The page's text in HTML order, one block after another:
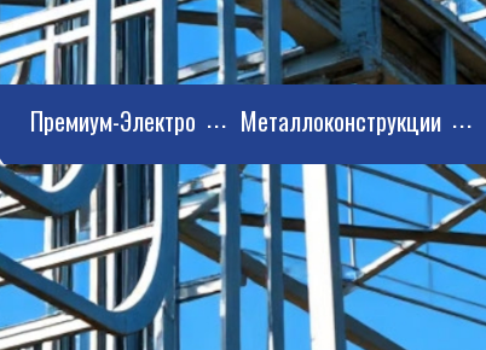
Премиум-Электро Металлоконструкции